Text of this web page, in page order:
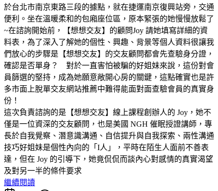
於台北市南京東路三段的據點，就在捷運南京復興站旁，交通
便利。坐在溫暖柔和的包廂座位區，原本緊張的她慢慢放鬆了
~在諮詢開始前，【想想交友】的顧問Joy 請她填寫詳細的資
料表，為了深入了解她的個性、興趣、背景等個人資料很讓我
們放心的步驟是【想想交友】的交友顧問都會先查驗身分證，
確認是否單身？ 對於一直害怕被騙的好姐妹來說，這份對會
員篩選的堅持，成為她願意敞開心房的關鍵，這點確實也是許
多市面上脫單交友網站推薦中難得能面對面查驗會員的真實身
份！
這次負責諮詢的是【想想交友】線上課程創辦人的 Joy，她不
僅是一位資深的交友顧問，也是美國 NGH 催眠授證講師，專
長於自我覺察、潛意識溝通、自信提升與自我探索、兩性溝通
技巧好姐妹是個性內向的「I人」，平時在陌生人面前不善表
達，但在 Joy 的引導下，她竟侃侃而談內心對感情的真實渴望
及對另一半的條件要求
繼續閱讀